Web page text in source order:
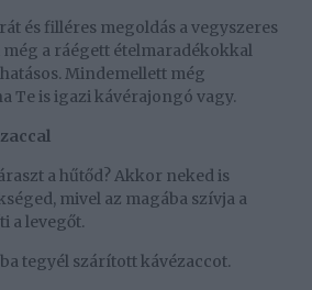
és filléres megoldás a vegyszeres
a ráégett ételmaradékokkal
Mindemellett még
Te is igazi kávérajongó vagy.
a hűtőd? Akkor neked is
mivel az magába szívja a
a levegőt.
tegyél szárított kávézaccot.